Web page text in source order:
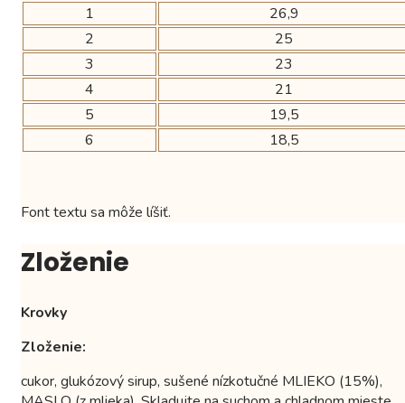
1
26,9
2
25
3
23
4
21
5
19,5
6
18,5
Font textu sa môže líšiť.
Zloženie
Krovky
Zloženie:
cukor, glukózový sirup, sušené nízkotučné MLIEKO (15%),